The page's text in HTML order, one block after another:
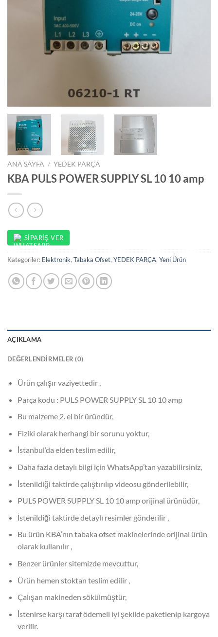
ANA SAYFA / YEDEK PARÇA
KBA PULS POWER SUPPLY SL 10 10 amp
SIPARIŞ VER
Kategoriler: Elektronik, Tabaka Ofset, YEDEK PARÇA, Yeni Ürün
AÇIKLAMA
DEĞERLENDIRMELER (0)
Ürün çalışır vaziyettedir ,
Parça kodu : PULS POWER SUPPLY SL 10 10 amp
Bu malzeme 2. el bir üründür,
Fiziki olarak herhangi bir sorunu yoktur,
İstanbul’da elden teslim edilir,
Daha fazla detaylı bilgi için WhatsApp’tan yazabilirsiniz,
İstenildiği taktirde çalıştırılıp videosu gönderilebilir,
PULS POWER SUPPLY SL 10 10 amp orijinal ürünüdür,
İstenildiği taktirde detaylı resimler gönderilir ,
Bu ürün KBA’nın tabaka ofset makinelerinde orijinal ürün
olarak kullanılır ,
Benzer ürünler sitemizde mevcuttur,
Ürün hemen stoktan teslim edilir ,
Çalışan makineden sökülmüştür,
İstenirse karşı taraf ödemeli iyi şekilde paketlenip kargoya
verilir.